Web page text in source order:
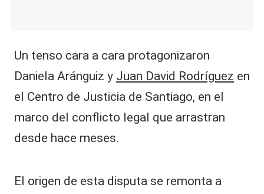
Un tenso cara a cara protagonizaron
Daniela Aránguiz y Juan David Rodríguez en
el Centro de Justicia de Santiago, en el
marco del conflicto legal que arrastran
desde hace meses.
El origen de esta disputa se remonta a